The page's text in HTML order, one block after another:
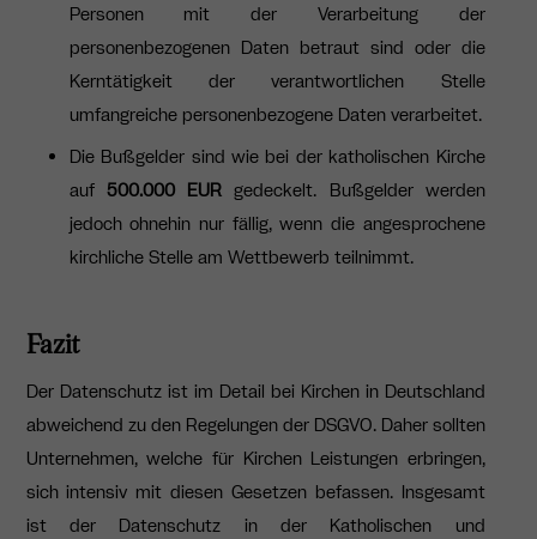
Personen mit der Verarbeitung der
personenbezogenen Daten betraut sind oder die
Kerntätigkeit der verantwortlichen Stelle
umfangreiche personenbezogene Daten verarbeitet.
Die Bußgelder sind wie bei der katholischen Kirche
auf 500.000 EUR gedeckelt. Bußgelder werden
jedoch ohnehin nur fällig, wenn die angesprochene
kirchliche Stelle am Wettbewerb teilnimmt.
Fazit
Der Datenschutz ist im Detail bei Kirchen in Deutschland
abweichend zu den Regelungen der DSGVO. Daher sollten
Unternehmen, welche für Kirchen Leistungen erbringen,
sich intensiv mit diesen Gesetzen befassen. Insgesamt
ist der Datenschutz in der Katholischen und